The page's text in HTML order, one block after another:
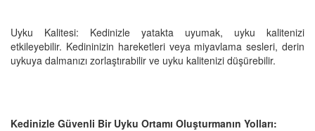
Uyku Kalitesi: Kedinizle yatakta uyumak, uyku kalitenizi
etkileyebilir. Kedininizin hareketleri veya miyavlama sesleri, derin
uykuya dalmanızı zorlaştırabilir ve uyku kalitenizi düşürebilir.
Kedinizle Güvenli Bir Uyku Ortamı Oluşturmanın Yolları: